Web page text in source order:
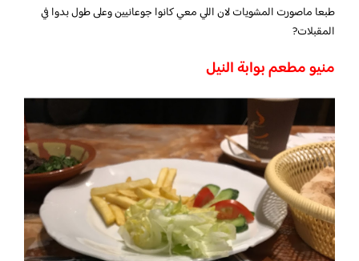
طبعا ماصورت المشويات لان اللي معي كانوا جوعانيين وعلى طول بدوا في
المقبلات?
منيو مطعم بوابة النيل